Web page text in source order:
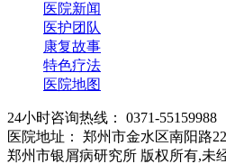
医院新闻
医护团队
康复故事
特色疗法
医院地图
24小时咨询热线： 0371-55159988
医院地址： 郑州市金水区南阳路
郑州市银屑病研究所 版权所有,未